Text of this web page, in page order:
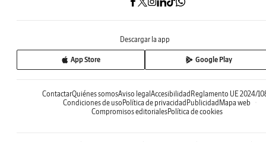
Descargar la app
App Store Google Play
ContactarQuiénes somosAviso legalAccesibilidadReglamento UE 2024/
Condiciones de usoPolítica de privacidadPublicidadMapa web
Compromisos editorialesPolítica de cookies